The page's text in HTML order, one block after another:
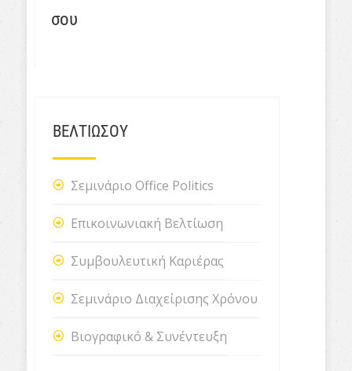
σου
ΒΕΛΤΙΩΣΟΥ
Σεμινάριο Office Politics
Επικοινωνιακή Βελτίωση
Συμβουλευτική Καριέρας
Σεμινάριο Διαχείρισης Χρόνου
Βιογραφικό & Συνέντευξη